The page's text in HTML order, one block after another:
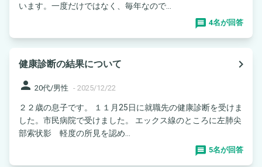
います。一度だけではなく、毎年なので...
4名が回答
健康診断の結果について
navigate_next
person 20代/男性 - 2025/12/22
２２歳の息子です。 １１月25日に就職先の健康診断を受けま
した。市民病院で受けました。 エックス線のところに左肺尖
部索状影 軽度の所見を認め...
5名が回答